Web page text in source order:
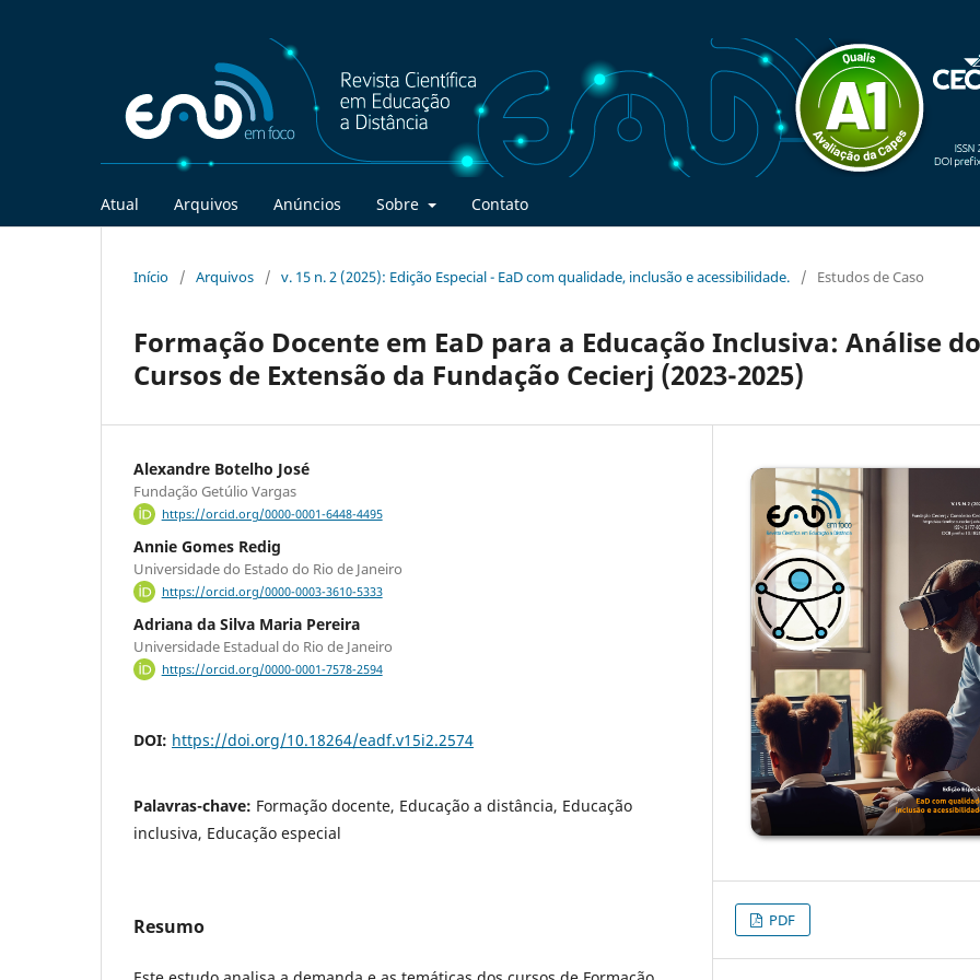
Atual Arquivos Anúncios Sobre Contato
Início / Arquivos / v. 15 n. 2 (2025): Edição Especial - EaD com qualidade, inclusão e acessibilidade. / Estudos de Caso
Formação Docente em EaD para a Educação Inclusiva: Análise
Cursos de Extensão da Fundação Cecierj (2023-2025)
Alexandre Botelho José
Fundação Getúlio Vargas
https://orcid.org/0000-0001-6448-4495
Annie Gomes Redig
Universidade do Estado do Rio de Janeiro
https://orcid.org/0000-0003-3610-5333
Adriana da Silva Maria Pereira
Universidade Estadual do Rio de Janeiro
https://orcid.org/0000-0001-7578-2594
DOI: https://doi.org/10.18264/eadf.v15i2.2574
Palavras-chave: Formação docente, Educação a distância, Educação
inclusiva, Educação especial
Resumo PDF